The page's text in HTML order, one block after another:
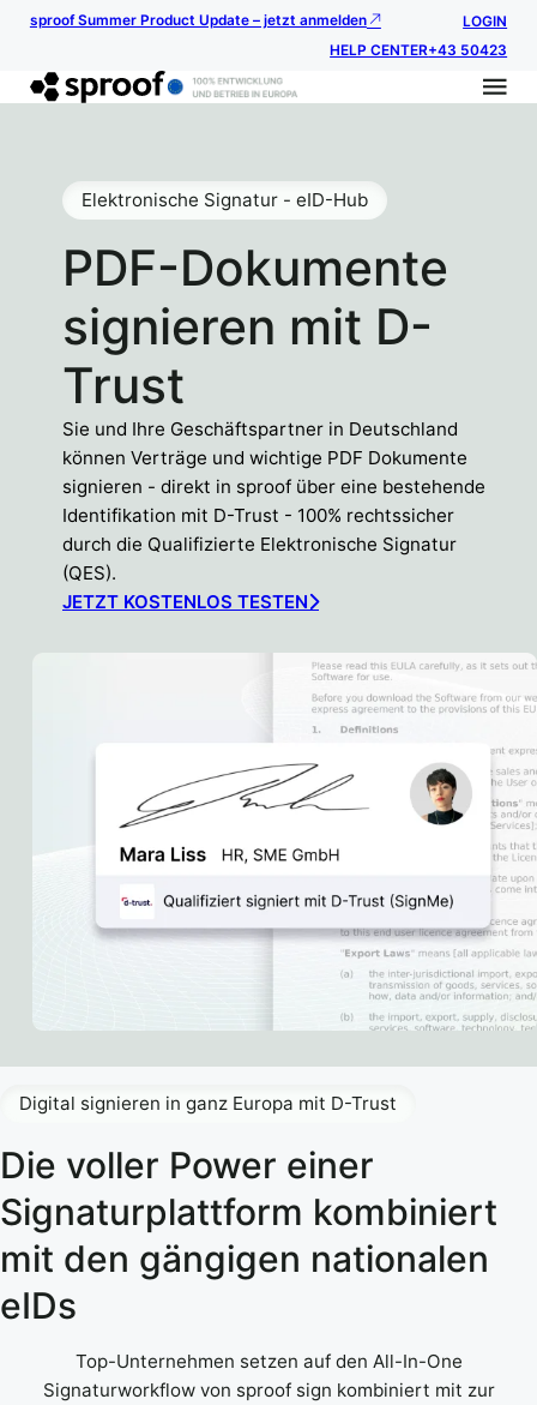
sproof Summer Product Update – jetzt anmelden
LOGIN
HELP CENTER+43 50423
PDF-Dokumente
signieren mit D-
Trust
Elektronische Signatur - eID-Hub
Sie und Ihre Geschäftspartner in Deutschland
können Verträge und wichtige PDF Dokumente
signieren - direkt in sproof über eine bestehende
Identifikation mit D-Trust - 100% rechtssicher
durch die Qualifizierte Elektronische Signatur
(QES).
JETZT KOSTENLOS TESTEN
Die voller Power einer
Signaturplattform kombiniert
mit den gängigen nationalen
eIDs
Top-Unternehmen setzen auf den All-In-One
Signaturworkflow von sproof sign kombiniert mit zur
Digital signieren in ganz Europa mit D-Trust